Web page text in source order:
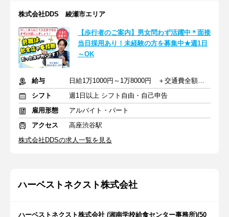
株式会社DDS 綾瀬市エリア
【歩行者のご案内】男女問わず活躍中＊面接
当日採用あり！未経験の方を募集中★週1日
～OK
給与
日給1万1000円～1万8000円 ＋交通費全額支給
シフト
週1日以上 シフト自由・自己申告
雇用形態
アルバイト・パート
アクセス
高座渋谷駅
株式会社DDSの求人一覧を見る
ハーベストネクスト株式会社
ハーベストネクスト株式会社 (湘南学校給食センター事務所)(50